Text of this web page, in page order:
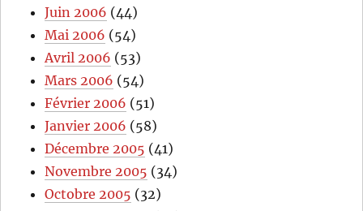
Juin 2006 (44)
Mai 2006 (54)
Avril 2006 (53)
Mars 2006 (54)
Février 2006 (51)
Janvier 2006 (58)
Décembre 2005 (41)
Novembre 2005 (34)
Octobre 2005 (32)